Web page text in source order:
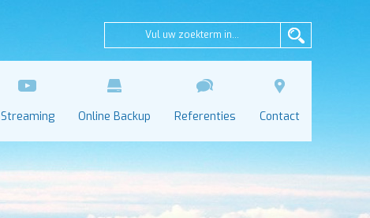
Streaming Online Backup Referenties Contact